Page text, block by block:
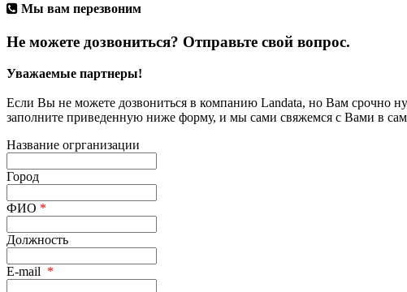
Мы вам перезвоним
Не можете дозвониться? Отправьте свой вопрос.
Уважаемые партнеры!
Если Вы не можете дозвониться в компанию Landata, но Вам срочно
заполните приведенную ниже форму, и мы сами свяжемся с Вами в
Название огрганизации
Город
ФИО *
Должность
E-mail *